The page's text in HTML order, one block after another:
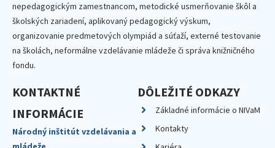
nepedagogickým zamestnancom, metodické usmerňovanie škôl a
školských zariadení, aplikovaný pedagogický výskum,
organizovanie predmetových olympiád a súťaží, externé testovanie
na školách, neformálne vzdelávanie mládeže či správa knižničného
fondu.
KONTAKTNÉ
INFORMÁCIE
Národný inštitút vzdelávania a
DÔLEŽITÉ ODKAZY
Základné informácie o NIVaM
Kontakty